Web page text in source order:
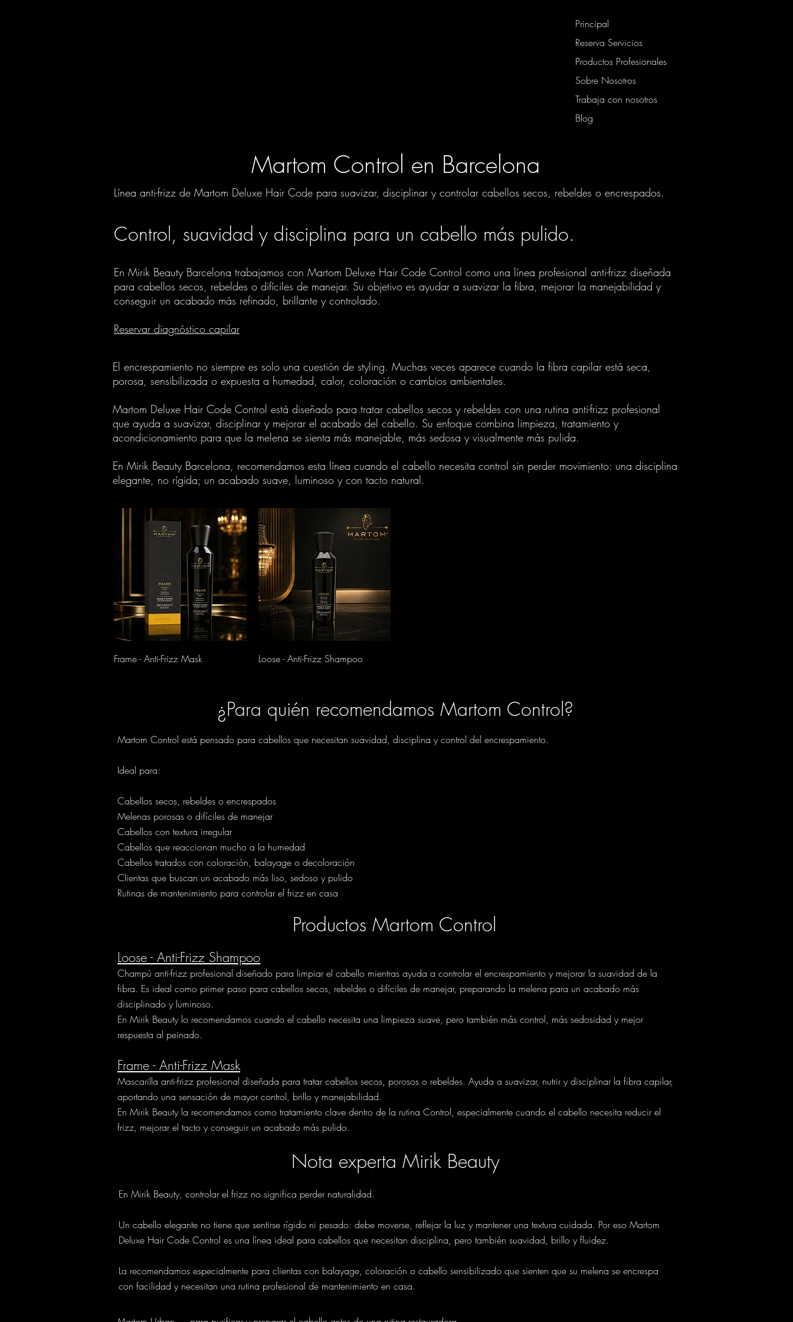
Principal
Reserva Servicios
Productos Profesionales
Sobre Nosotros
Trabaja con nosotros
Blog
Martom Control en Barcelona
Línea anti-frizz de Martom Deluxe Hair Code para suavizar, disciplinar y controlar cabellos secos, rebeldes o encrespados.
Control, suavidad y disciplina para un cabello más pulido.
En Mirik Beauty Barcelona trabajamos con Martom Deluxe Hair Code Control como una línea profesional anti-frizz diseñada
para cabellos secos, rebeldes o difíciles de manejar. Su objetivo es ayudar a suavizar la fibra, mejorar la manejabilidad y
conseguir un acabado más refinado, brillante y controlado.
Reservar diagnóstico capilar
El encrespamiento no siempre es solo una cuestión de styling. Muchas veces aparece cuando la fibra capilar está seca,
porosa, sensibilizada o expuesta a humedad, calor, coloración o cambios ambientales.
Martom Deluxe Hair Code Control está diseñado para tratar cabellos secos y rebeldes con una rutina anti-frizz profesional
que ayuda a suavizar, disciplinar y mejorar el acabado del cabello. Su enfoque combina limpieza, tratamiento y
acondicionamiento para que la melena se sienta más manejable, más sedosa y visualmente más pulida.
En Mirik Beauty Barcelona, recomendamos esta línea cuando el cabello necesita control sin perder movimiento: una disciplina
elegante, no rígida; un acabado suave, luminoso y con tacto natural.
Vista rápida
Frame - Anti-Frizz Mask Vista rápida
Loose - Anti-Frizz Shampoo
¿Para quién recomendamos Martom Control?
Martom Control está pensado para cabellos que necesitan suavidad, disciplina y control del encrespamiento.
Ideal para:
Cabellos secos, rebeldes o encrespados
Melenas porosas o difíciles de manejar
Cabellos con textura irregular
Cabellos que reaccionan mucho a la humedad
Cabellos tratados con coloración, balayage o decoloración
Clientas que buscan un acabado más liso, sedoso y pulido
Rutinas de mantenimiento para controlar el frizz en casa
Productos Martom Control
Loose - Anti-Frizz Shampoo
Champú anti-frizz profesional diseñado para limpiar el cabello mientras ayuda a controlar el encrespamiento y mejorar la suavidad de la
fibra. Es ideal como primer paso para cabellos secos, rebeldes o difíciles de manejar, preparando la melena para un acabado más
disciplinado y luminoso.
En Mirik Beauty lo recomendamos cuando el cabello necesita una limpieza suave, pero también más control, más sedosidad y mejor
respuesta al peinado.
Frame - Anti-Frizz Mask
Mascarilla anti-frizz profesional diseñada para tratar cabellos secos, porosos o rebeldes. Ayuda a suavizar, nutrir y disciplinar la fibra capilar,
aportando una sensación de mayor control, brillo y manejabilidad.
En Mirik Beauty la recomendamos como tratamiento clave dentro de la rutina Control, especialmente cuando el cabello necesita reducir el
frizz, mejorar el tacto y conseguir un acabado más pulido.
Nota experta Mirik Beauty
En Mirik Beauty, controlar el frizz no significa perder naturalidad.
Un cabello elegante no tiene que sentirse rígido ni pesado: debe moverse, reflejar la luz y mantener una textura cuidada. Por eso Martom
Deluxe Hair Code Control es una línea ideal para cabellos que necesitan disciplina, pero también suavidad, brillo y fluidez.
La recomendamos especialmente para clientas con balayage, coloración o cabello sensibilizado que sienten que su melena se encrespa
con facilidad y necesitan una rutina profesional de mantenimiento en casa.